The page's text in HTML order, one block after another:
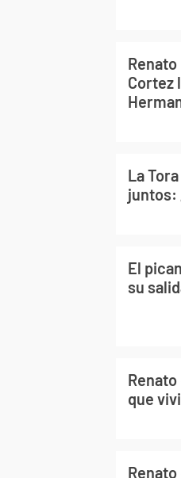
Cortez
La
juntos:
El
su
que